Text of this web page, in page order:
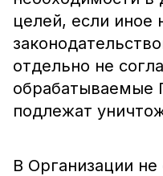
целей, если иное
отдельно не
обрабатываемые
подлежат
В Организации